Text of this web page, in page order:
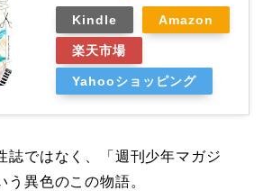
Kindle Amazon
楽天市場
Yahooショッピング
誌ではなく、「週刊少年マガジ
う異色のこの物語。